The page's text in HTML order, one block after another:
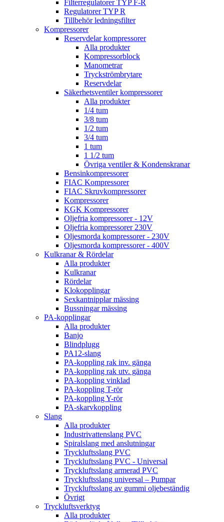
Filterregulatorer TYP F-R
Regulatorer TYP R
Tillbehör ledningsfilter
Kompressorer
Reservdelar kompressorer
Alla produkter
Kompressorblock
Manometrar
Tryckströmbrytare
Reservdelar
Säkerhetsventiler kompressorer
Alla produkter
1/4 tum
3/8 tum
1/2 tum
3/4 tum
1 tum
1 1/2 tum
Övriga ventiler & Kondenskranar
Bensinkompressorer
FIAC Kompressorer
FIAC Skruvkompressorer
Kompressorer
KGK Kompressorer
Oljefria kompressorer - 12V
Oljefria kompressorer 230V
Oljesmorda kompressorer - 230V
Oljesmorda kompressorer - 400V
Kulkranar & Rördelar
Alla produkter
Kulkranar
Rördelar
Klokopplingar
Sexkantnipplar mässing
Bussningar mässing
PA-kopplingar
Alla produkter
Banjo
Blindplugg
PA12-slang
PA-koppling rak inv. gänga
PA-koppling rak utv. gänga
PA-koppling vinklad
PA-koppling T-rör
PA-koppling Y-rör
PA-skarvkoppling
Slang
Alla produkter
Industrivattenslang PVC
Spiralslang med anslutningar
Tryckluftsslang PVC
Tryckluftsslang PVC - Universal
Tryckluftsslang armerad PVC
Tryckluftsslang universal – Pumpar
Tryckluftsslang av gummi oljebeständig
Övrigt
Tryckluftsverktyg
Alla produkter